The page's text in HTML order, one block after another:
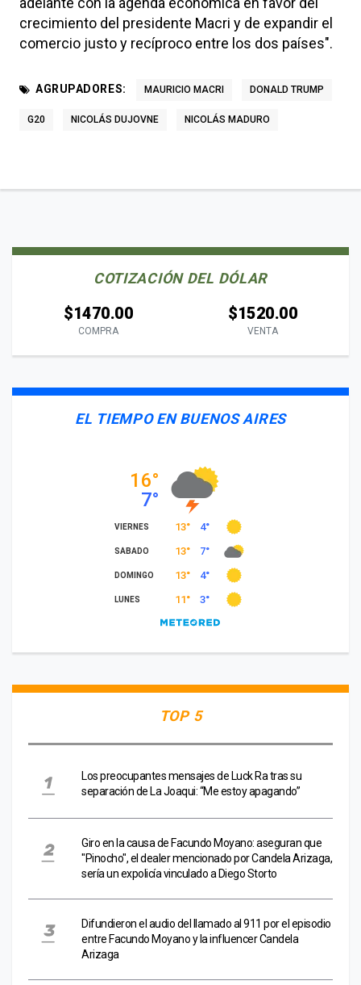
crecimiento del presidente Macri y de expandir el
comercio justo y recíproco entre los dos países".
AGRUPADORES: MAURICIO MACRI DONALD TRUMP
G20 NICOLÁS DUJOVNE NICOLÁS MADURO
COTIZACIÓN DEL DÓLAR
$1470.00
COMPRA
$1520.00
VENTA
EL TIEMPO EN BUENOS AIRES
TOP 5
Los preocupantes mensajes de Luck Ra tras su
separación de La Joaqui: “Me estoy apagando”
Giro en la causa de Facundo Moyano: aseguran que
"Pinocho", el dealer mencionado por Candela Arizaga,
sería un expolicía vinculado a Diego Storto
Difundieron el audio del llamado al 911 por el episodio
entre Facundo Moyano y la influencer Candela
Arizaga